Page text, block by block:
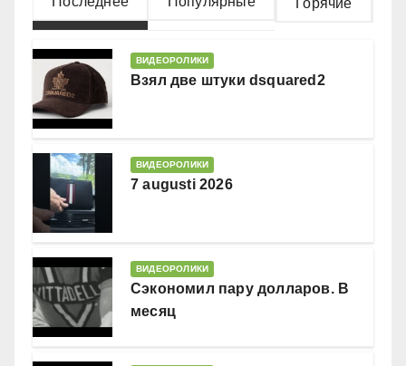
Горячие
ВИДЕОРОЛИКИ
Взял две штуки dsquared2
ВИДЕОРОЛИКИ
7 augusti 2026
ВИДЕОРОЛИКИ
Сэкономил пару долларов. В
месяц